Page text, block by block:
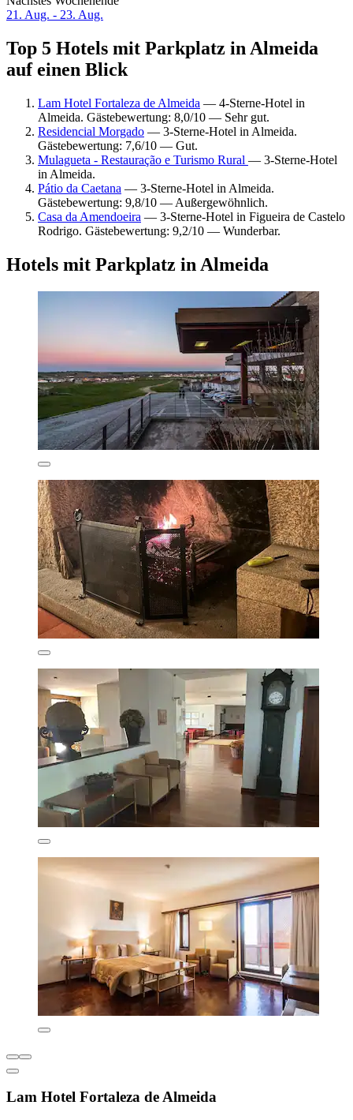
21. Aug. - 23. Aug.
Top 5 Hotels mit Parkplatz in Almeida
auf einen Blick
Lam Hotel Fortaleza de Almeida — 4-Sterne-Hotel in
Almeida. Gästebewertung: 8,0/10 — Sehr gut.
Residencial Morgado — 3-Sterne-Hotel in Almeida.
Gästebewertung: 7,6/10 — Gut.
Mulagueta - Restauração e Turismo Rural — 3-Sterne-Hotel
in Almeida.
Pátio da Caetana — 3-Sterne-Hotel in Almeida.
Gästebewertung: 9,8/10 — Außergewöhnlich.
Casa da Amendoeira — 3-Sterne-Hotel in Figueira de Castelo
Rodrigo. Gästebewertung: 9,2/10 — Wunderbar.
Hotels mit Parkplatz in Almeida
Lam Hotel Fortaleza de Almeida